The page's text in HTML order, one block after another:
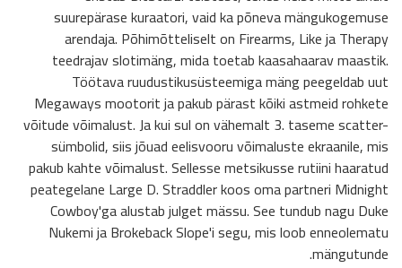
suurepärase kuraatori, vaid ka põneva mängukogemuse
arendaja. Põhimõtteliselt on Firearms, Like ja Therapy
teedrajav slotimäng, mida toetab kaasahaarav maastik.
Töötava ruudustikusüsteemiga mäng peegeldab uut
Megaways mootorit ja pakub pärast kõiki astmeid rohkete
võitude võimalust. Ja kui sul on vähemalt 3. taseme scatter-
sümbolid, siis jõuad eelisvooru võimaluste ekraanile, mis
pakub kahte võimalust. Sellesse metsikusse rutiini haaratud
peategelane Large D. Straddler koos oma partneri Midnight
Cowboy'ga alustab julget mässu. See tundub nagu Duke
Nukemi ja Brokeback Slope'i segu, mis loob enneolematu
mängutunde.